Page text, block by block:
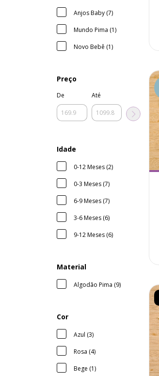
Anjos Baby (7)
Mundo Pima (1)
Novo Bebê (1)
Preço
De Até
Idade
0-12 Meses (2)
0-3 Meses (7)
6-9 Meses (7)
3-6 Meses (6)
9-12 Meses (6)
Material
Algodão Pima (9)
Cor
Azul (3)
Rosa (4)
Bege (1)